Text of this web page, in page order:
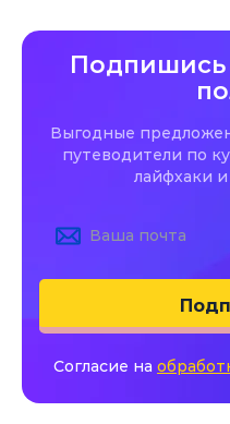
Подпишись
Выгодные
путеводители по
лайфхаки
Согласие на